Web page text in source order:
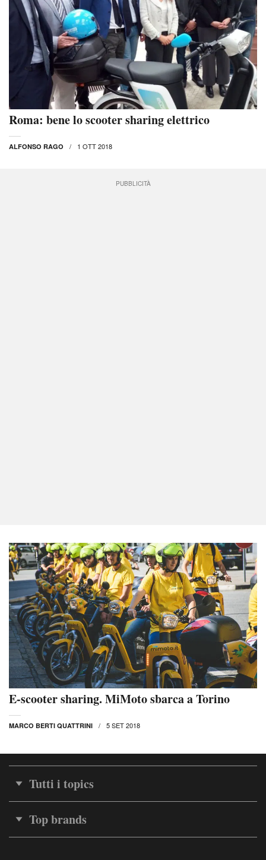
Roma: bene lo scooter sharing elettrico
ALFONSO RAGO 1 OTT 2018
PUBBLICITÀ
E-scooter sharing. MiMoto sbarca a Torino
MARCO BERTI QUATTRINI 5 SET 2018
Tutti i topics
Top brands